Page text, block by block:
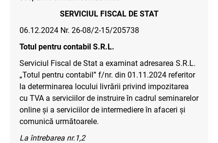
SERVICIUL FISCAL DE STAT
06.12.2024 Nr. 26-08/2-15/205738
Totul pentru contabil S.R.L.
Serviciul Fiscal de Stat a examinat adresarea S.R.L.
„Totul pentru contabil” f/nr. din 01.11.2024 referitor
la determinarea locului livrării privind impozitarea
cu TVA a serviciilor de instruire în cadrul seminarelor
online și a serviciilor de intermediere în afaceri și
comunică următoarele.
La întrebarea nr.1,2